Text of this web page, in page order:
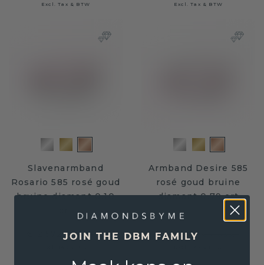
Excl. Tax & BTW Excl. Tax & BTW
Slavenarmband
Rosario 585 rosé goud
bruine diamant 0.10
€ 2.572,- € 3.215,-
Armband Desire 585
rosé goud bruine
diamant 0.79 crt
€ 4.828,-
JOIN THE DBM FAMILY